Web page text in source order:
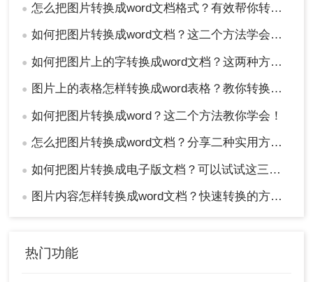
● 怎么把图片转换成word文档格式？有效帮你转换的两种方法！
● 如何把图片转换成word文档？这二个方法学会省时省力！
● 如何把图片上的字转换成word文档？这两种方法分分钟解决！
● 图片上的表格怎样转换成word表格？教你转换的二个方法！
● 如何把图片转换成word？这二个方法教你学会！
● 怎么把图片转换成word文档？分享二种实用方法！
● 如何把图片转换成电子版文档？可以试试这三个方法！
● 图片内容怎样转换成word文档？快速转换的方法分享！
热门功能